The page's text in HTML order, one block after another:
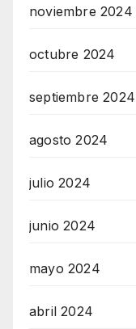
noviembre 2024
octubre 2024
septiembre 2024
agosto 2024
julio 2024
junio 2024
mayo 2024
abril 2024